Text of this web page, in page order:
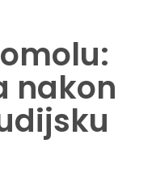
nakon